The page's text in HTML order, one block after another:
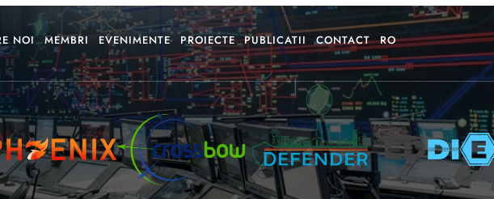
NOI MEMBRI EVENIMENTE PROIECTE PUBLICATII CONTACT RO